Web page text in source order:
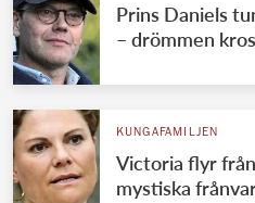
Prins Daniels
– drömmen
KUNGAFAMILJEN
Victoria flyr
mystiska